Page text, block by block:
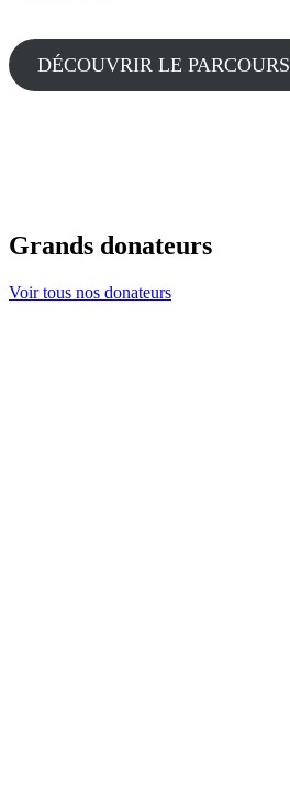
DÉCOUVRIR LE PARCOURS
Grands donateurs
Voir tous nos donateurs